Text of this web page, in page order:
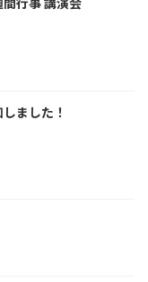
行事 講演会
ました！